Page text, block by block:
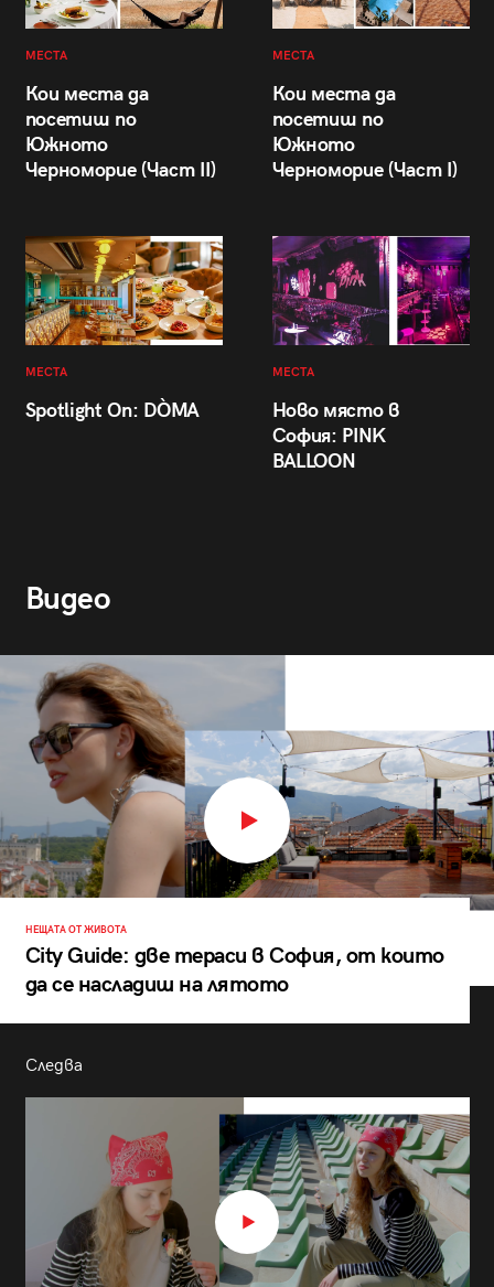
МЕСТА
Кои места да
посетиш по
Южното
Черноморие (Част II)
МЕСТА
Кои места да
посетиш по
Южното
Черноморие (Част I)
МЕСТА
Spotlight On: DÒMA
МЕСТА
Ново място в
София: PINK
BALLOON
Видео
НЕЩАТА ОТ ЖИВОТА
City Guide: две тераси в София, от които
да се насладиш на лятото
Следва